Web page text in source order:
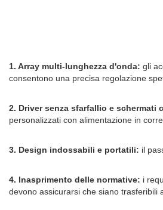
1. Array multi-lunghezza d'onda: gli
consentono una precisa regolazione
2. Driver senza sfarfallio e schermati
personalizzati con alimentazione in
3. Design indossabili e portatili: il
4. Inasprimento delle normative: i
devono assicurarsi che siano trasferibili